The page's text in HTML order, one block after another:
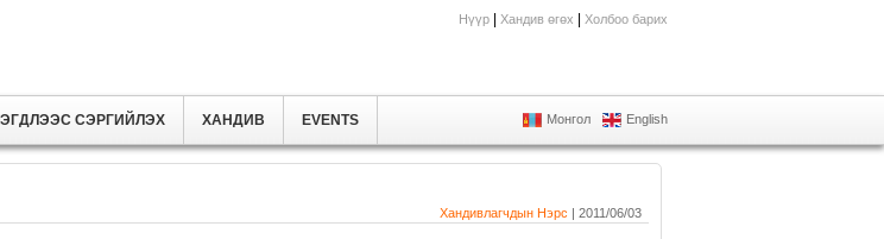
Монгол English
Нүүр Хандив өгөх Холбоо барих
СЭРГИЙЛЭХ ХАНДИВ EVENTS
Хандивлагчдын Нэрс | 2011/06/03